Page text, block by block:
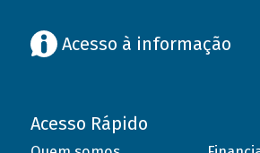
Acesso à informação
Acesso Rápido